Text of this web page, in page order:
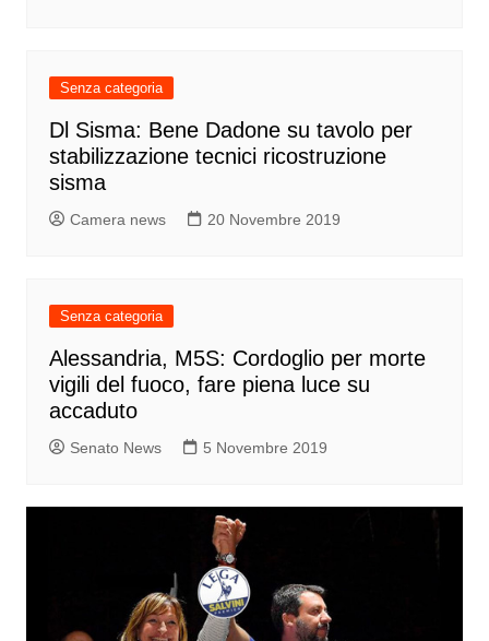
Senza categoria
Dl Sisma: Bene Dadone su tavolo per
stabilizzazione tecnici ricostruzione
sisma
Camera news 20 Novembre 2019
Senza categoria
Alessandria, M5S: Cordoglio per morte
vigili del fuoco, fare piena luce su
accaduto
Senato News 5 Novembre 2019